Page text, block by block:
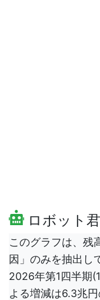
ロボット
このグラフは、残
因」のみを抽出し
2026年第1四半期
よる増減は6.3兆